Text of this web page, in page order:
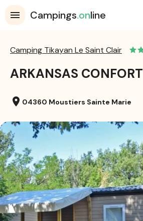
Campings.online
Camping Tikayan Le Saint Clair
ARKANSAS CONFORT
location_on 04360 Moustiers Sainte Marie